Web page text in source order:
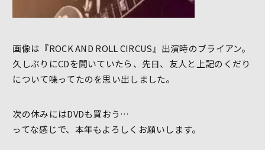
画像は『ROCK AND ROLL CIRCUS』出演時のブライアン。
久しぶりにCDを聞いていたら、先日、友人と上記のくだり
について喋ってたのを思い出しました。
次の休みにはDVDも買おう…
ってな感じで、本年もよろしくお願いします。